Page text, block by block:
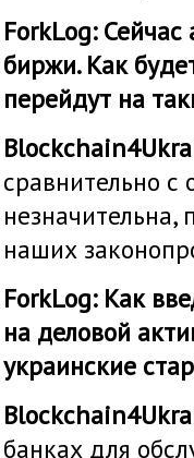
ForkLog:
биржи. Как
перейдут на
сравнительно
незначительна,
наших
ForkLog: Как
на деловой
украинские
банках для